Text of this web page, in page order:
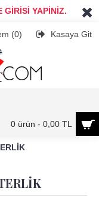
GİRİSİ YAPİNİZ.
(0) Kasaya Git
0 ürün - 0,00 TL